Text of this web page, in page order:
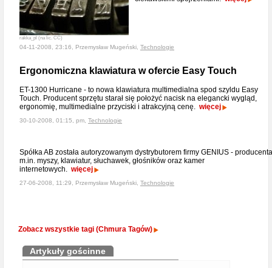
rakka_pl (na lic. CC)
04-11-2008, 23:16, Przemysław Mugeński, Technologie
Ergonomiczna klawiatura w ofercie Easy Touch
ET-1300 Hurricane - to nowa klawiatura multimedialna spod szyldu Easy
Touch. Producent sprzętu starał się położyć nacisk na elegancki wygląd,
ergonomię, multimedialne przyciski i atrakcyjną cenę. więcej
30-10-2008, 01:15, pm, Technologie
Spółka AB została autoryzowanym dystrybutorem firmy GENIUS - producenta
m.in. myszy, klawiatur, słuchawek, głośników oraz kamer
internetowych. więcej
27-06-2008, 11:29, Przemysław Mugeński, Technologie
Zobacz wszystkie tagi (Chmura Tagów)
Artykuły gościnne